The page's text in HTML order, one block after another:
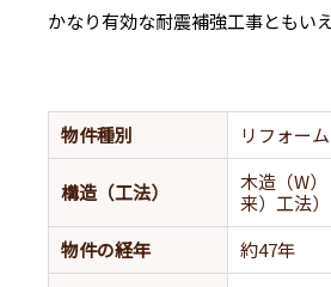
かなり有効な耐震補強工事ともい
物件種別 リフォー
構造（工法）
木造（W
来）工法）
物件の経年
約47年